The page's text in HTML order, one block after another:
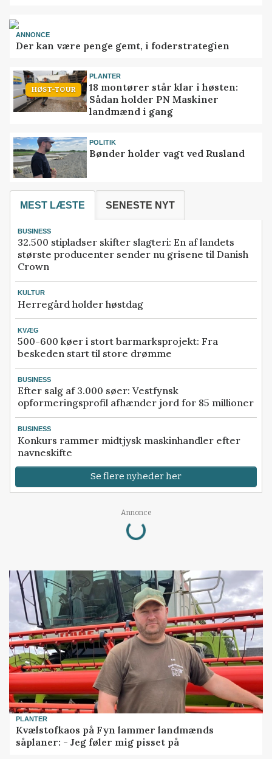
ANNONCE
Der kan være penge gemt, i foderstrategien
HØST-TOUR
PLANTER
18 montører står klar i høsten:
Sådan holder PN Maskiner
landmænd i gang
POLITIK
Bønder holder vagt ved Rusland
MEST LÆSTE SENESTE NYT
BUSINESS
32.500 stipladser skifter slagteri: En af landets
største producenter sender nu grisene til Danish
Crown
KULTUR
Herregård holder høstdag
KVÆG
500-600 køer i stort barmarksprojekt: Fra
beskeden start til store drømme
BUSINESS
Efter salg af 3.000 søer: Vestfynsk
opformeringsprofil afhænder jord for 85 millioner
BUSINESS
Konkurs rammer midtjysk maskinhandler efter
navneskifte
Se flere nyheder her
Annonce
Loading...
PLANTER
Kvælstofkaos på Fyn lammer landmænds
såplaner: - Jeg føler mig pisset på